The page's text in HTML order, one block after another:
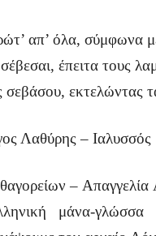
απ’ όλα, σύμφωνα
έπειτα τους
σεβάσου, εκτελώντας
Λαθύρης – Ιαλυσσός
– Απαγγελία
μάνα-γλώσσα